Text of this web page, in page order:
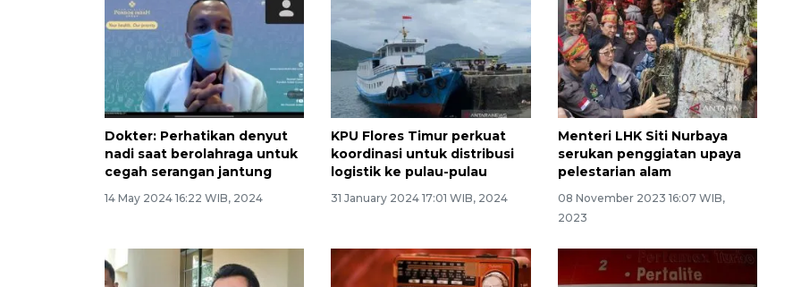
Dokter: Perhatikan denyut
nadi saat berolahraga untuk
cegah serangan jantung
14 May 2024 16:22 WIB, 2024
KPU Flores Timur perkuat
koordinasi untuk distribusi
logistik ke pulau-pulau
31 January 2024 17:01 WIB, 2024
Menteri LHK Siti Nurbaya
serukan penggiatan upaya
pelestarian alam
08 November 2023 16:07 WIB,
2023